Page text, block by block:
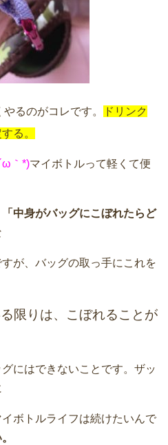
るのがコレです。
ドリンク
る。
｀*)マイボトルって軽くて便
「中身がバッグにこぼれたらど
が、バッグの取っ手にこれを
限りは、こぼれることが
にはできないことです。ザッ
ボトルライフは続けたいんで